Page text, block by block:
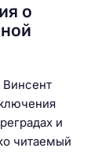
о
Винсент
и
читаемый